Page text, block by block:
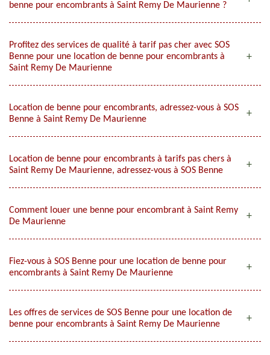
benne pour encombrants à Saint Remy De Maurienne ?
Profitez des services de qualité à tarif pas cher avec SOS
Benne pour une location de benne pour encombrants à
Saint Remy De Maurienne
Location de benne pour encombrants, adressez-vous à SOS
Benne à Saint Remy De Maurienne
Location de benne pour encombrants à tarifs pas chers à
Saint Remy De Maurienne, adressez-vous à SOS Benne
Comment louer une benne pour encombrant à Saint Remy
De Maurienne
Fiez-vous à SOS Benne pour une location de benne pour
encombrants à Saint Remy De Maurienne
Les offres de services de SOS Benne pour une location de
benne pour encombrants à Saint Remy De Maurienne